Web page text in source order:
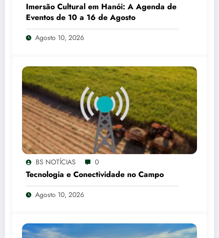
Imersão Cultural em Hanói: A Agenda de
Eventos de 10 a 16 de Agosto
Agosto 10, 2026
BS NOTÍCIAS 0
Tecnologia e Conectividade no Campo
Agosto 10, 2026